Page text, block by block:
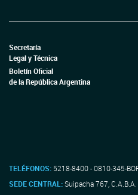
Secretaría
Legal y Técnica
Boletín Oficial
de la República Argentina
TELÉFONOS: 5218-8400 - 0810-345-
SEDE CENTRAL:Suipacha 767,